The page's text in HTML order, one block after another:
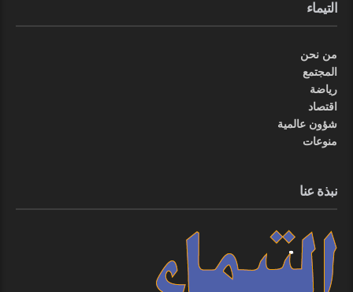
التيماء
من نحن
المجتمع
رياضة
اقتصاد
شؤون عالمية
منوعات
نبذة عنا